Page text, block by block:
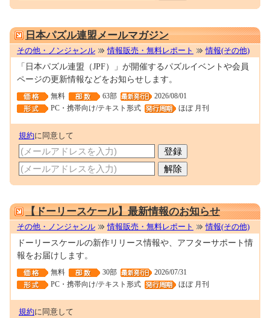
日本パズル連盟メールマガジン
その他・ノンジャンル 情報販売・無料レポート 情報(その他)
「日本パズル連盟（JPF）」が開催するパズルイベントや会員
ページの更新情報などをお知らせします。
無料 63部
2026/08/01
PC・携帯向け/テキスト形式
ほぼ 月刊
規約に同意して
【ドーリースケール】最新情報のお知らせ
その他・ノンジャンル 情報販売・無料レポート 情報(その他)
ドーリースケールの新作リリース情報や、アフターサポート情
報をお届けします。
無料 30部
2026/07/31
PC・携帯向け/テキスト形式
ほぼ 月刊
規約に同意して